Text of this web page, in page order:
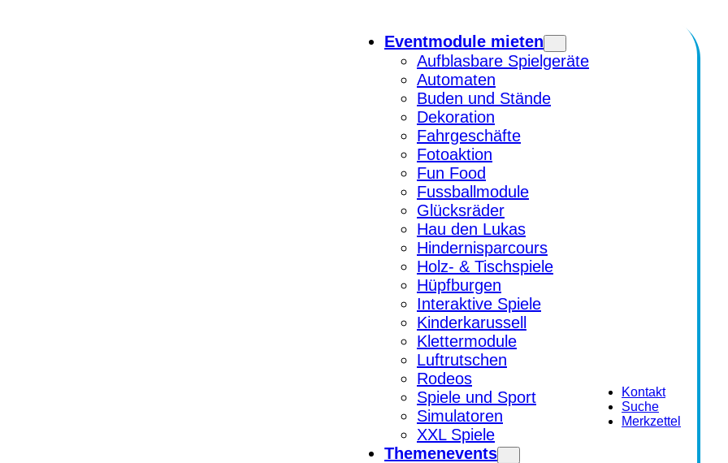
Eventmodule mieten
Aufblasbare Spielgeräte
Automaten
Buden und Stände
Dekoration
Fahrgeschäfte
Fotoaktion
Fun Food
Fussballmodule
Glücksräder
Hau den Lukas
Hindernisparcours
Holz- & Tischspiele
Hüpfburgen
Interaktive Spiele
Kinderkarussell
Klettermodule
Luftrutschen
Rodeos
Spiele und Sport
Simulatoren
XXL Spiele
Themenevents
Kontakt
Suche
Merkzettel